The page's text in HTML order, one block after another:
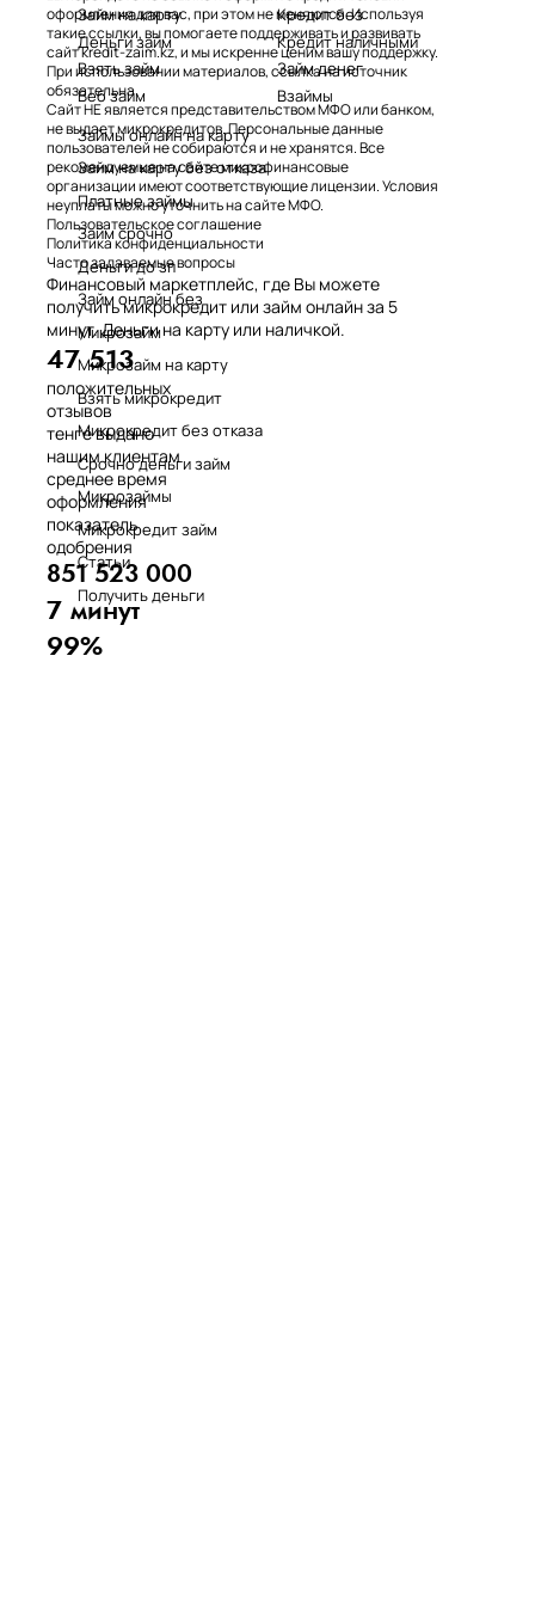
Займ на карту
Деньги займ
Взять займ
Веб займ
Кредит без
Кредит наличными
Займ денег
Взаймы
Займы онлайн на карту
Займ на карту без отказа
Платные займы
Займ срочно
Деньги до зп
Займ онлайн без
Микрозайм
Микрозайм на карту
Взять микрокредит
Микрокредит без отказа
Срочно деньги займ
Микрозаймы
Микрокредит займ
Статьи
Получить деньги
оформления для вас, при этом не меняются. Используя
такие ссылки, вы помогаете поддерживать и развивать
сайт kredit-zaim.kz, и мы искренне ценим вашу поддержку.
При использовании материалов, ссылка на источник
обязательна.
Сайт НЕ является представительством МФО или банком,
не выдает микрокредитов. Персональные данные
пользователей не собираются и не хранятся. Все
рекомендуемые на сайте микрофинансовые
организации имеют соответствующие лицензии. Условия
неуплаты можно уточнить на сайте МФО.
Пользовательское соглашение
Политика конфиденциальности
Часто задаваемые вопросы
Финансовый маркетплейс, где Вы можете
получить микрокредит или займ онлайн за 5
минут. Деньги на карту или наличкой.
47 513
положительных
отзывов
тенге выдано
нашим клиентам
среднее время
оформления
показатель
одобрения
851 523 000
7 минут
99%